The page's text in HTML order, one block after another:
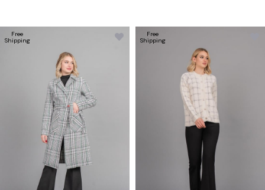
Free
Shipping
Free
Shipping